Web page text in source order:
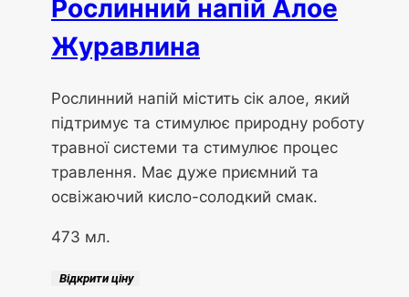
Рослинний напій Алое
Журавлина
Рослинний напій містить сік алое, який
підтримує та стимулює природну роботу
травної системи та стимулює процес
травлення. Має дуже приємний та
освіжаючий кисло-солодкий смак.
473 мл.
Відкрити ціну